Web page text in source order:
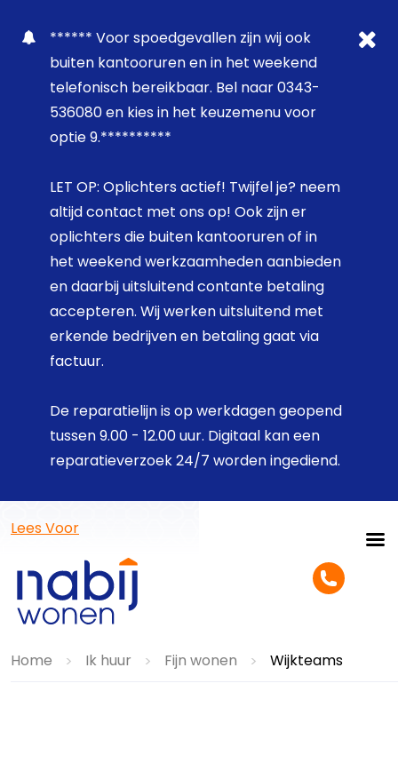
****** Voor spoedgevallen zijn wij ook
buiten kantooruren en in het weekend
telefonisch bereikbaar. Bel naar 0343-
536080 en kies in het keuzemenu voor
optie 9.**********
LET OP: Oplichters actief! Twijfel je? neem
altijd contact met ons op! Ook zijn er
oplichters die buiten kantooruren of in
het weekend werkzaamheden aanbieden
en daarbij uitsluitend contante betaling
accepteren. Wij werken uitsluitend met
erkende bedrijven en betaling gaat via
factuur.
De reparatielijn is op werkdagen geopend
tussen 9.00 - 12.00 uur. Digitaal kan een
reparatieverzoek 24/7 worden ingediend.
Lees Voor
Home > Ik huur > Fijn wonen > Wijkteams